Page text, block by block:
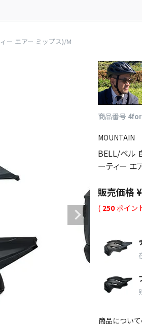
ー エアー ミップス)/M
商品番号
MOUNTAIN
BELL/ベル
ーティー エ
販売価格¥
( 250 ポイン
商品につい